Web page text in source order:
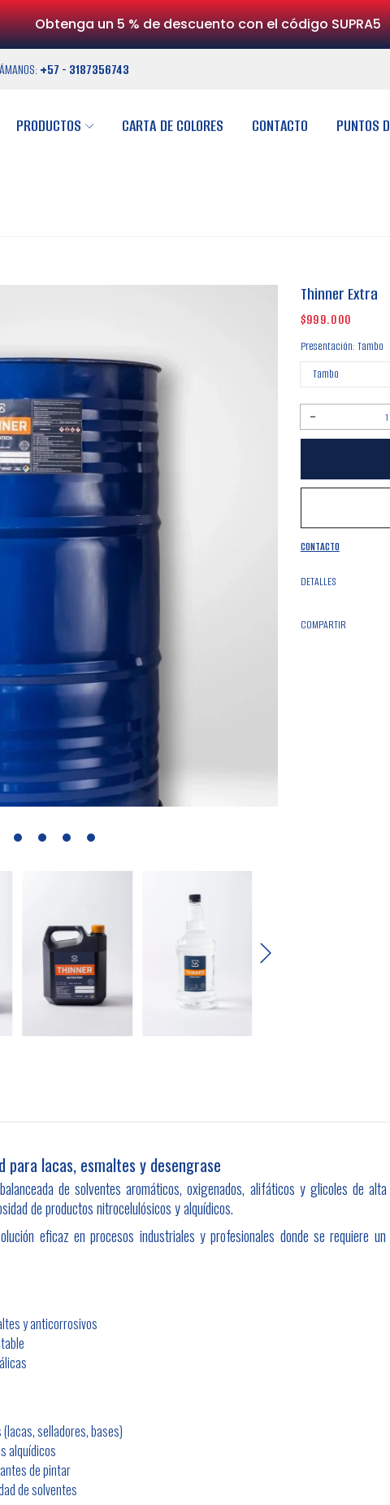
Obtenga un 5 % de descuento con el código SUPRA5
+57 - 3187356743
PRODUCTOS CARTA DE COLORES CONTACTO PUNTOS
Thinner Extra
Precio
$999.000
Presentación: Tambo
cantidad
Thinner
Extra
CONTACTO
DETALLES
COMPARTIR
lacas, esmaltes y desengrase
de solventes aromáticos, oxigenados, alifáticos y glicoles de
de productos nitrocelulósicos y alquídicos.
eficaz en procesos industriales y profesionales donde se requiere
y anticorrosivos
selladores, bases)
alquídicos
de pintar
de solventes